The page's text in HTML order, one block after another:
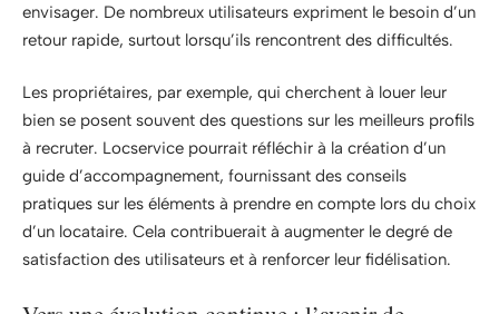
envisager. De nombreux utilisateurs expriment le besoin d’un
retour rapide, surtout lorsqu’ils rencontrent des difficultés.
Les propriétaires, par exemple, qui cherchent à louer leur
bien se posent souvent des questions sur les meilleurs profils
à recruter. Locservice pourrait réfléchir à la création d’un
guide d’accompagnement, fournissant des conseils
pratiques sur les éléments à prendre en compte lors du choix
d’un locataire. Cela contribuerait à augmenter le degré de
satisfaction des utilisateurs et à renforcer leur fidélisation.